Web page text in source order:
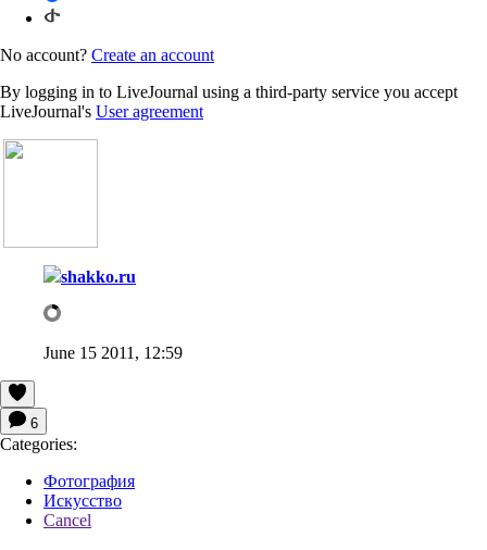
No account? Create an account
By logging in to LiveJournal using a third-party service you accept
LiveJournal's User agreement
shakko.ru
June 15 2011, 12:59
6
Categories:
Фотография
Искусство
Cancel